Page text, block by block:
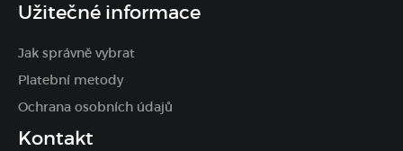
Užitečné informace
Jak správně vybrat
Platební metody
Ochrana osobních údajů
Kontakt